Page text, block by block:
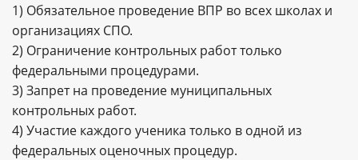
1) Обязательное проведение ВПР во всех школах и
организациях СПО.
2) Ограничение контрольных работ только
федеральными процедурами.
3) Запрет на проведение муниципальных
контрольных работ.
4) Участие каждого ученика только в одной из
федеральных оценочных процедур.